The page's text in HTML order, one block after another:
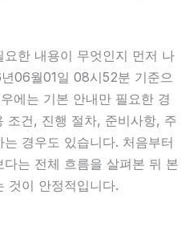
한 내용이 무엇인지 먼저 나
06월01일 08시52분 기준으
에는 기본 안내만 필요한 경
조건, 진행 절차, 준비사항, 주
경우도 있습니다. 처음부터
는 전체 흐름을 살펴본 뒤 본
것이 안정적입니다.